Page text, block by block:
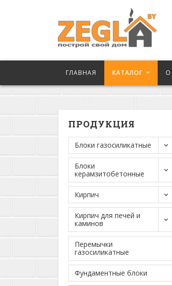
ГЛАВНАЯ КАТАЛОГ О
ПРОДУКЦИЯ
Блоки газосиликатные
Блоки
керамзитобетонные
Кирпич
Кирпич для печей и
каминов
Перемычки
газосиликатные
Фундаментные блоки